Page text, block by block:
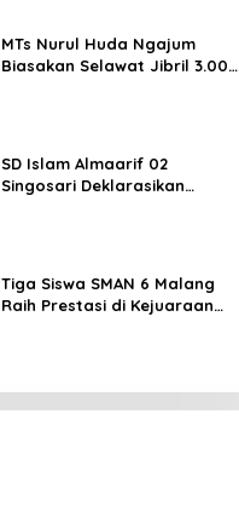
MTs Nurul Huda Ngajum
Biasakan Selawat Jibril 3.000
SD Islam Almaarif 02
Singosari Deklarasikan
Tiga Siswa SMAN 6 Malang
Raih Prestasi di Kejuaraan